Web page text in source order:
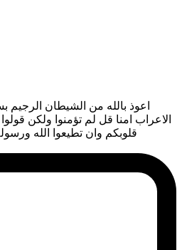
اعوذ بالله من الشيطان الرجيم
الاعراب امنا قل لم تؤمنوا ولكن
قلوبكم وان تطيعوا الله